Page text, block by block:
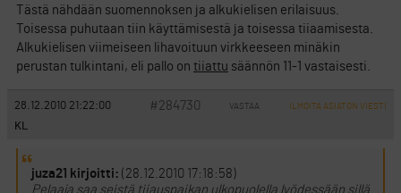
Tästä nähdään suomennoksen ja alkukielisen erilaisuus.
Toisessa puhutaan tiin käyttämisestä ja toisessa tiiaamisesta.
Alkukielisen viimeiseen lihavoituun virkkeeseen minäkin
perustan tulkintani, eli pallo on tiiattu säännön 11-1 vastaisesti.
28.12.2010 21:22:00 #284730 VASTAA ILMOITA ASIATON VIESTI
KL
juza21 kirjoitti: (28.12.2010 17:18:58)
Pelaaja saa seistä tiiauspaikan ulkopuolella lyödessään sillä